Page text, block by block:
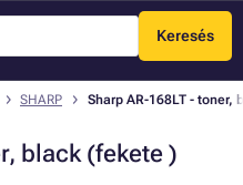
Keresés
Menü
SHARP Sharp AR-168LT - toner,
black (fekete )